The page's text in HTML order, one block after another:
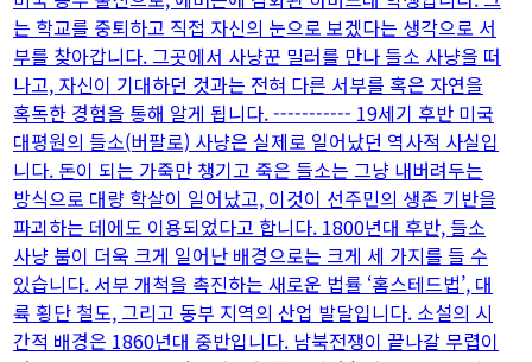
는 학교를 중퇴하고 직접 자신의 눈으로 보겠다는 생각으로 서
부를 찾아갑니다. 그곳에서 사냥꾼 밀러를 만나 들소 사냥을 떠
나고, 자신이 기대하던 것과는 전혀 다른 서부를 혹은 자연을
혹독한 경험을 통해 알게 됩니다. ----------- 19세기 후반 미국
대평원의 들소(버팔로) 사냥은 실제로 일어났던 역사적 사실입
니다. 돈이 되는 가죽만 챙기고 죽은 들소는 그냥 내버려두는
방식으로 대량 학살이 일어났고, 이것이 선주민의 생존 기반을
파괴하는 데에도 이용되었다고 합니다. 1800년대 후반, 들소
사냥 붐이 더욱 크게 일어난 배경으로는 크게 세 가지를 들 수
있습니다. 서부 개척을 촉진하는 새로운 법률 ‘홈스테드법’, 대
륙 횡단 철도, 그리고 동부 지역의 산업 발달입니다. 소설의 시
간적 배경은 1860년대 중반입니다. 남북전쟁이 끝나갈 무렵이